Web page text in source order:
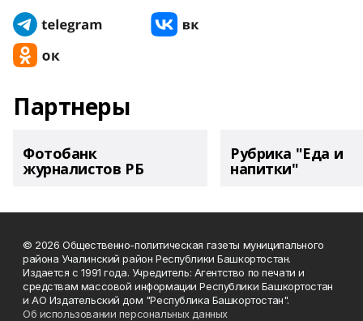
Партнеры
Фотобанк
журналистов РБ
Рубрика "Еда и
напитки"
© 2026 Общественно-политическая газеты муниципального
района Учалинский район Республики Башкортостан.
Издается с 1991 года. Учредитель: Агентство по печати и
средствам массовой информации Республики Башкортостан
и АО Издательский дом "Республика Башкортостан".
Об использовании персональных данных